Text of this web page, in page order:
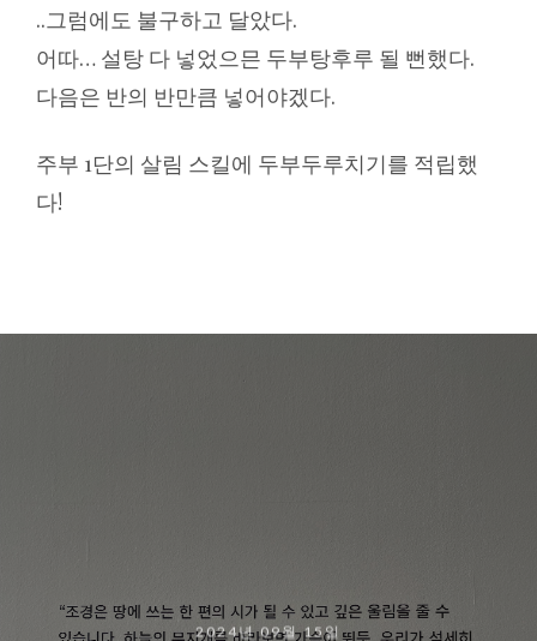
..그럼에도 불구하고 달았다.
어따… 설탕 다 넣었으믄 두부탕후루 될 뻔했다.
다음은 반의 반만큼 넣어야겠다.
주부 1단의 살림 스킬에 두부두루치기를 적립했
다!
2024년 09월 15일